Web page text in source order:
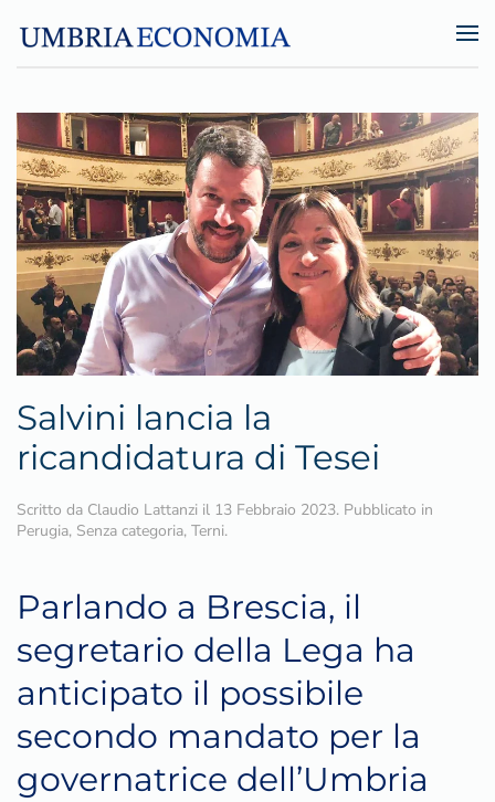
Salvini lancia la
ricandidatura di Tesei
Scritto da Claudio Lattanzi il 13 Febbraio 2023. Pubblicato in
Perugia, Senza categoria, Terni.
Parlando a Brescia, il
segretario della Lega ha
anticipato il possibile
secondo mandato per la
governatrice dell’Umbria